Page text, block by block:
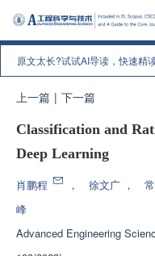
原文太长?试试AI导读，快速精
上一篇 | 下一篇
Classification and
Deep Learning
肖鹏程 ， 徐文广 ，
峰
Advanced Engineering